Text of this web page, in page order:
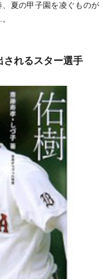
夏の甲子園を凌ぐものが
されるスター選手